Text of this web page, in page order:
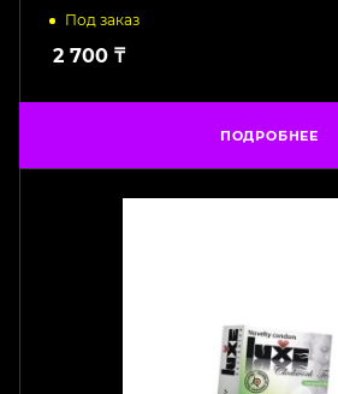
Под заказ
2 700 ₸
ПОДРОБНЕЕ